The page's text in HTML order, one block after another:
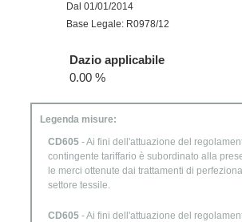
Dal 01/01/2014
Base Legale: R0978/12
Dazio applicabile
0.00 %
Legenda misure:
CD605 - Ai fini dell'attuazione del
contingente tariffario è subordinato alla
le merci ottenute dai trattamenti di
settore tessile.
CD605 - Ai fini dell'attuazione del